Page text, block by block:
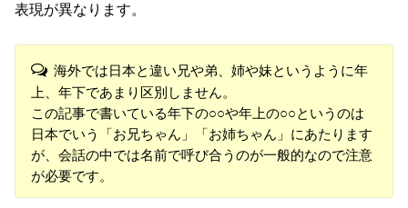
表現が異なります。
海外では日本と違い兄や弟、姉や妹というように年
上、年下であまり区別しません。
この記事で書いている年下の○○や年上の○○というのは
日本でいう「お兄ちゃん」「お姉ちゃん」にあたります
が、会話の中では名前で呼び合うのが一般的なので注意
が必要です。